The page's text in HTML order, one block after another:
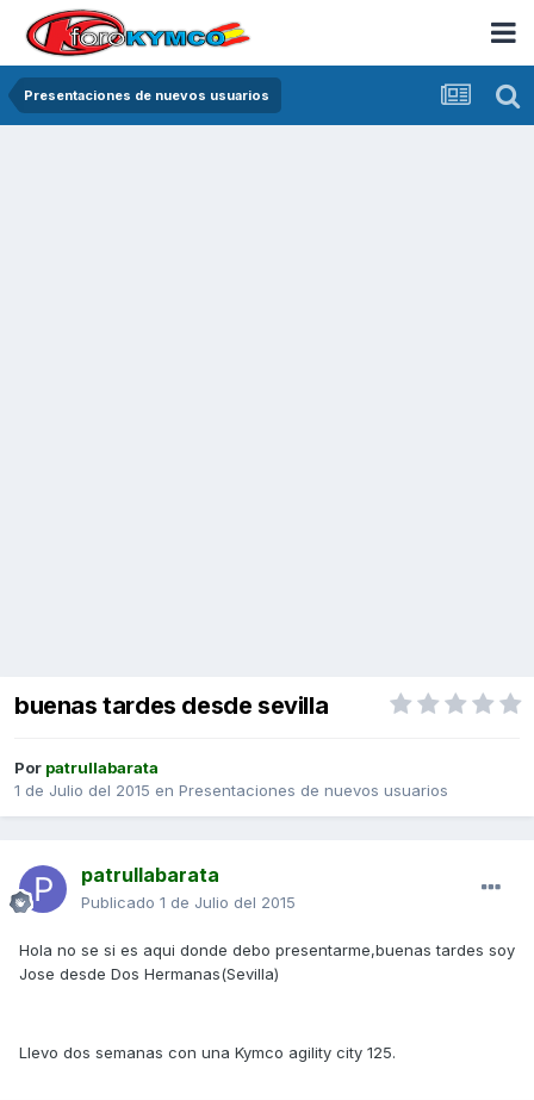
Presentaciones de nuevos usuarios
buenas tardes desde sevilla
Por patrullabarata
1 de Julio del 2015 en Presentaciones de nuevos usuarios
patrullabarata
Publicado 1 de Julio del 2015
Hola no se si es aqui donde debo presentarme,buenas tardes soy
Jose desde Dos Hermanas(Sevilla)
Llevo dos semanas con una Kymco agility city 125.